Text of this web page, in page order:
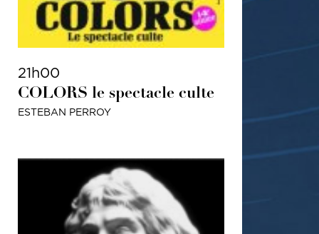
21h00
COLORS le spectacle culte
ESTEBAN PERROY
THÉÂTRE TOUT PUBLIC